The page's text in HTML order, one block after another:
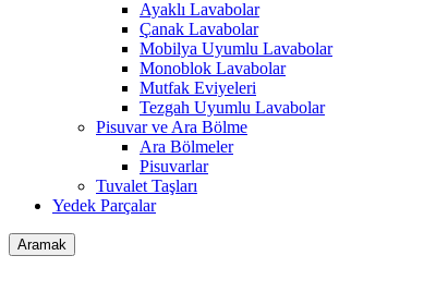
Ayaklı Lavabolar
Çanak Lavabolar
Mobilya Uyumlu Lavabolar
Monoblok Lavabolar
Mutfak Eviyeleri
Tezgah Uyumlu Lavabolar
Pisuvar ve Ara Bölme
Ara Bölmeler
Pisuvarlar
Tuvalet Taşları
Yedek Parçalar
Aramak